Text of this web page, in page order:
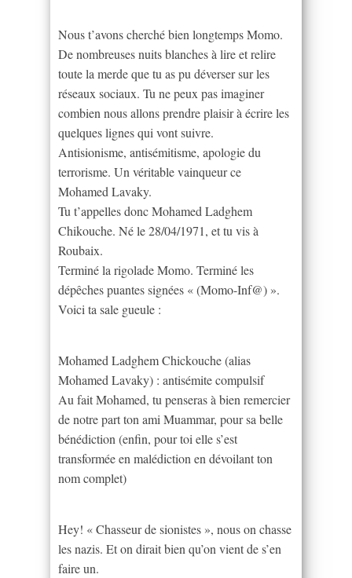
Nous t’avons cherché bien longtemps Momo.
De nombreuses nuits blanches à lire et relire
toute la merde que tu as pu déverser sur les
réseaux sociaux. Tu ne peux pas imaginer
combien nous allons prendre plaisir à écrire les
quelques lignes qui vont suivre.
Antisionisme, antisémitisme, apologie du
terrorisme. Un véritable vainqueur ce
Mohamed Lavaky.
Tu t’appelles donc Mohamed Ladghem
Chikouche. Né le 28/04/1971, et tu vis à
Roubaix.
Terminé la rigolade Momo. Terminé les
dépêches puantes signées « (Momo-Inf@) ».
Voici ta sale gueule :
Mohamed Ladghem Chickouche (alias
Mohamed Lavaky) : antisémite compulsif
Au fait Mohamed, tu penseras à bien remercier
de notre part ton ami Muammar, pour sa belle
bénédiction (enfin, pour toi elle s’est
transformée en malédiction en dévoilant ton
nom complet)
Hey! « Chasseur de sionistes », nous on chasse
les nazis. Et on dirait bien qu’on vient de s’en
faire un.